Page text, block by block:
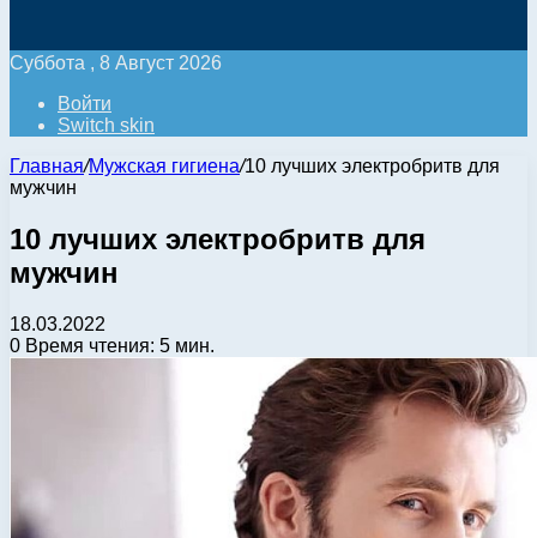
Суббота , 8 Август 2026
Войти
Switch skin
Главная/Мужская гигиена/10 лучших электробритв для
мужчин
10 лучших электробритв для
мужчин
18.03.2022
0 Время чтения: 5 мин.